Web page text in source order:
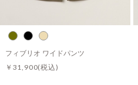
フィブリオ ワイドパンツ
￥31,900(税込)